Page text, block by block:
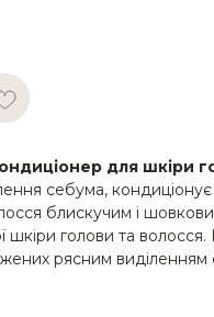
для шкіри
себума, кондиціонує
блискучим і
голови та волосся.
рясним